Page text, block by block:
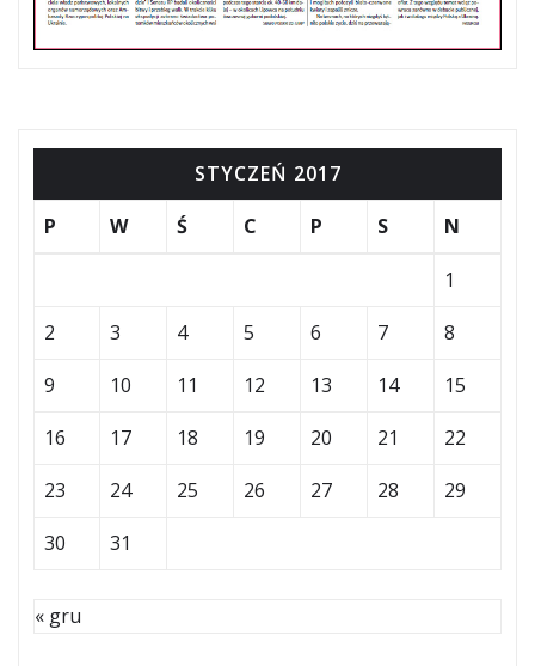
STYCZEŃ 2017
P
W Ś C P S N
1
2
3 4 5 6 7
8
9
10 11 12 13 14
15
16
17 18 19 20 21
22
23
24 25 26 27 28
29
30
31
« gru